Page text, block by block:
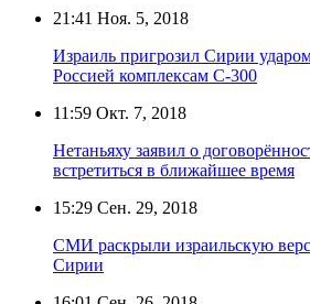
21:41 Ноя. 5, 2018
Израиль пригрозил Сирии
Россией комплексам С-300
11:59 Окт. 7, 2018
Нетаньяху заявил о
встретиться в ближайшее время
15:29 Сен. 29, 2018
СМИ раскрыли израильскую
Сирии